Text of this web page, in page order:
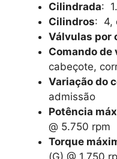
Cilindrada:
Cilindros: 4,
Válvulas por
Comando de
cabeçote,
Variação do
admissão
Potência
@ 5.750 rpm
Torque
(G) @ 1.750